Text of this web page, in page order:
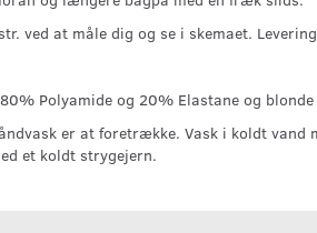
ved at måle dig og se i skemaet.
Polyamide og 20% Elastane og
er at foretrække. Vask i koldt vand
et koldt strygejern.